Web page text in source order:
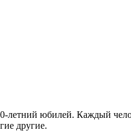
летний юбилей. Каждый
другие.